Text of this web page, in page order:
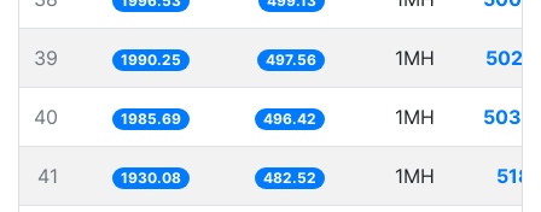
39 1990.25 497.56 1MH
40 1985.69 496.42 1MH
41 1930.08 482.52 1MH